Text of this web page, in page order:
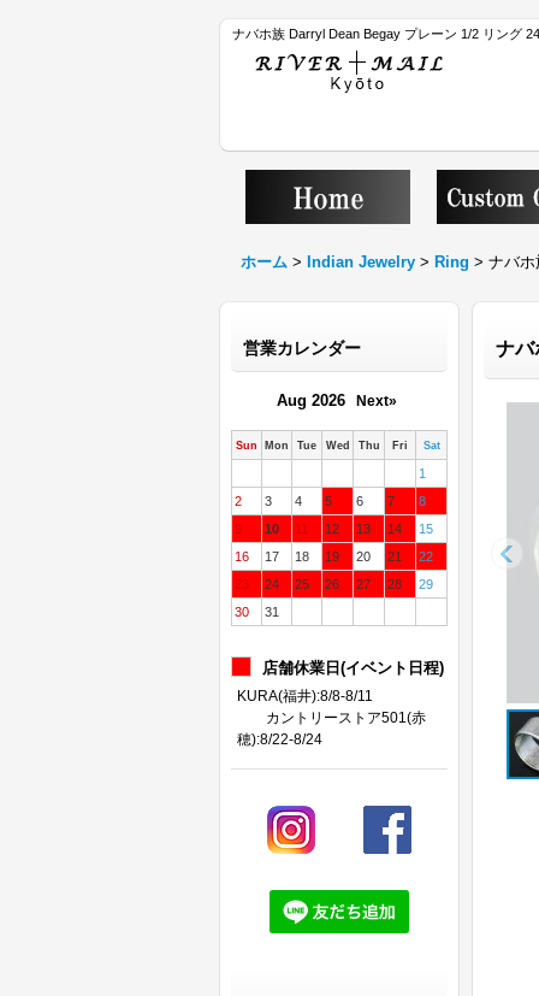
ナバホ族 Darryl Dean Begay プレーン 1/2 リング
ホーム > Indian Jewelry > Ring > ナバ
営業カレンダー
Aug 2026 Next»
Sun Mon Tue Wed Thu Fri Sat
1
2
3 4 5 6 7
8
9
10 11 12 13 14
15
16
17 18 19 20 21
22
23
24 25 26 27 28
29
30
31
店舗休業日(イベント日程)
KURA(福井):8/8-8/11
カントリーストア501(赤
穂):8/22-8/24
ナバ